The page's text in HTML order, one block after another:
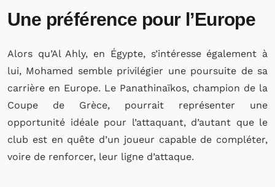
Une préférence pour l’Europe
Alors qu’Al Ahly, en Égypte, s’intéresse également à
lui, Mohamed semble privilégier une poursuite de sa
carrière en Europe. Le Panathinaïkos, champion de la
Coupe de Grèce, pourrait représenter une
opportunité idéale pour l’attaquant, d’autant que le
club est en quête d’un joueur capable de compléter,
voire de renforcer, leur ligne d’attaque.